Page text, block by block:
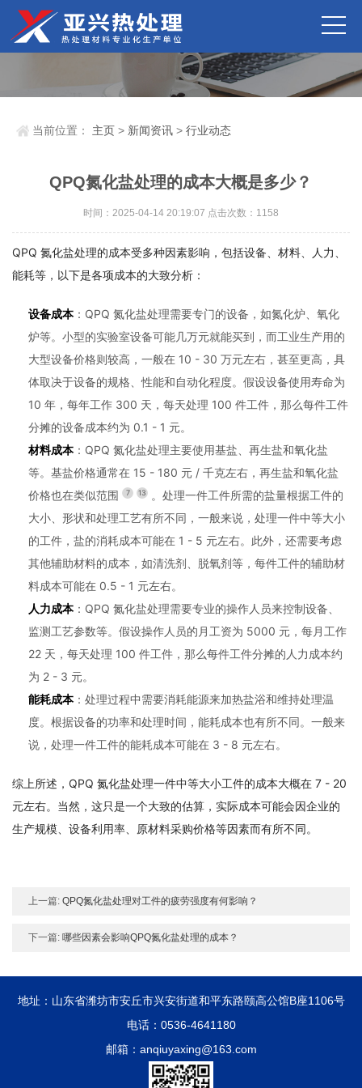
当前位置： 主页 > 新闻资讯 >行业动态
QPQ氮化盐处理的成本大概是多少？
时间：2025-04-14 20:19:07 点击次数： 1158
QPQ 氮化盐处理的成本受多种因素影响，包括设备、材料、人力、
能耗等，以下是各项成本的大致分析：
设备成本：QPQ 氮化盐处理需要专门的设备，如氮化炉、氧化
炉等。小型的实验室设备可能几万元就能买到，而工业生产用的
大型设备价格则较高，一般在 10 - 30 万元左右，甚至更高，具
体取决于设备的规格、性能和自动化程度。假设设备使用寿命为
10 年，每年工作 300 天，每天处理 100 件工件，那么每件工件
分摊的设备成本约为 0.1 - 1 元。
材料成本：QPQ 氮化盐处理主要使用基盐、再生盐和氧化盐
等。基盐价格通常在 15 - 180 元 / 千克左右，再生盐和氧化盐
价格也在类似范围
7 13
。处理一件工件所需的盐量根据工件的
大小、形状和处理工艺有所不同，一般来说，处理一件中等大小
的工件，盐的消耗成本可能在 1 - 5 元左右。此外，还需要考虑
其他辅助材料的成本，如清洗剂、脱氧剂等，每件工件的辅助材
料成本可能在 0.5 - 1 元左右。
人力成本：QPQ 氮化盐处理需要专业的操作人员来控制设备、
监测工艺参数等。假设操作人员的月工资为 5000 元，每月工作
22 天，每天处理 100 件工件，那么每件工件分摊的人力成本约
为 2 - 3 元。
能耗成本：处理过程中需要消耗能源来加热盐浴和维持处理温
度。根据设备的功率和处理时间，能耗成本也有所不同。一般来
说，处理一件工件的能耗成本可能在 3 - 8 元左右。
综上所述，QPQ 氮化盐处理一件中等大小工件的成本大概在 7 - 20
元左右。当然，这只是一个大致的估算，实际成本可能会因企业的
生产规模、设备利用率、原材料采购价格等因素而有所不同。
上一篇:QPQ氮化盐处理对工件的疲劳强度有何影响？
下一篇:哪些因素会影响QPQ氮化盐处理的成本？
地址：山东省潍坊市安丘市兴安街道和平东路颐高公馆B座1106号
电话：0536-4641180
邮箱：anqiuyaxing@163.com